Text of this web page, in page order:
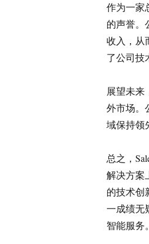
作为一家
的声誉。
收入，从
了公司技
展望未来
外市场。
域保持领
总之，
解决方案
的技术创
一成绩无
智能服务。